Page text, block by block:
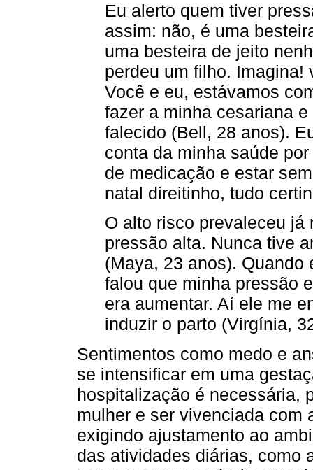
Eu alerto quem tiver
assim: não, é uma
uma besteira de jeito
perdeu um filho. Imagina!
Você e eu, estávamos
fazer a minha cesariana
falecido (Bell, 28 anos).
conta da minha saúde
de medicação e estar
natal direitinho, tudo
O alto risco prevaleceu
pressão alta. Nunca tive
(Maya, 23 anos).
falou que minha pressão
era aumentar. Aí ele me
induzir o parto (Virgínia,
Sentimentos como medo e
se intensificar em uma
hospitalização é necessária,
mulher e ser vivenciada com
exigindo ajustamento ao
das atividades diárias, como